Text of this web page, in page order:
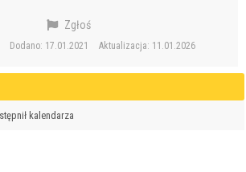
Dodano: 17.01.2021 Aktualizacja: 11.01.2026
Zgłoś
kalendarza